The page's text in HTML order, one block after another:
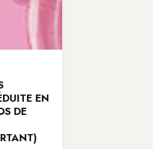
EN
DE